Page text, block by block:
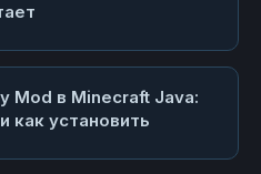
Mod в Minecraft Java:
как установить